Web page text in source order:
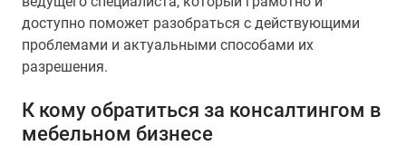
доступно поможет разобраться с действующими
проблемами и актуальными способами их
разрешения.
К кому обратиться за консалтингом в
мебельном бизнесе